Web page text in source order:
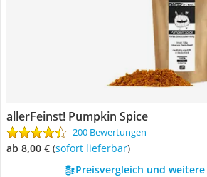
allerFeinst! Pumpkin Spice
200 Bewertungen
ab 8,00 € ( Sofort lieferbar)
Preisvergleich und